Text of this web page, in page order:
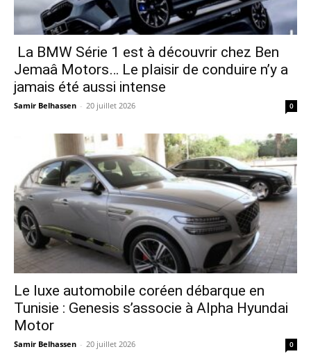
La BMW Série 1 est à découvrir chez Ben
Jemaâ Motors… Le plaisir de conduire n’y a
jamais été aussi intense
Samir Belhassen - 20 juillet 2026 0
Le luxe automobile coréen débarque en
Tunisie : Genesis s’associe à Alpha Hyundai
Motor
Samir Belhassen - 20 juillet 2026 0